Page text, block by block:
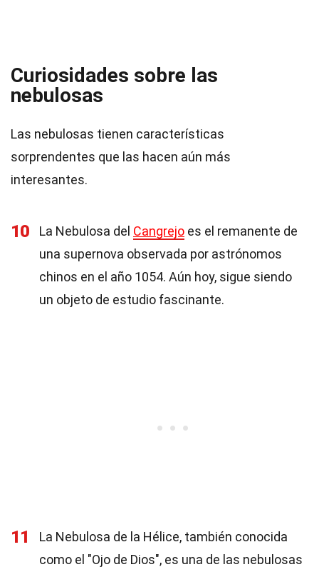
Curiosidades sobre las
nebulosas
Las nebulosas tienen características
sorprendentes que las hacen aún más
interesantes.
10 La Nebulosa del Cangrejo es el remanente de
una supernova observada por astrónomos
chinos en el año 1054. Aún hoy, sigue siendo
un objeto de estudio fascinante.
11
La Nebulosa de la Hélice, también conocida
como el "Ojo de Dios", es una de las nebulosas